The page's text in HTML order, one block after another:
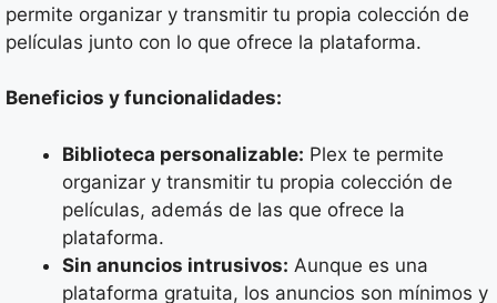
permite organizar y transmitir tu propia colección de
películas junto con lo que ofrece la plataforma.
Beneficios y funcionalidades:
Biblioteca personalizable: Plex te permite
organizar y transmitir tu propia colección de
películas, además de las que ofrece la
plataforma.
Sin anuncios intrusivos: Aunque es una
plataforma gratuita, los anuncios son mínimos y